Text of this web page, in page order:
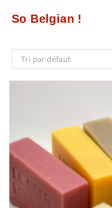
So Belgian !
Tri par défaut